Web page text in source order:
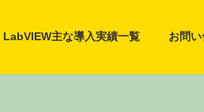
LabVIEW主な導入実績一覧 お問